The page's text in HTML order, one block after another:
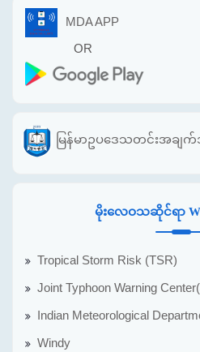
MDA APP
OR
မြန်မာဥပဒေသတင်းအခ
မိုးလေဝသဆိုင်ရာ
Tropical Storm Risk (TSR)
Joint Typhoon Warning
Indian Meteorological
Windy